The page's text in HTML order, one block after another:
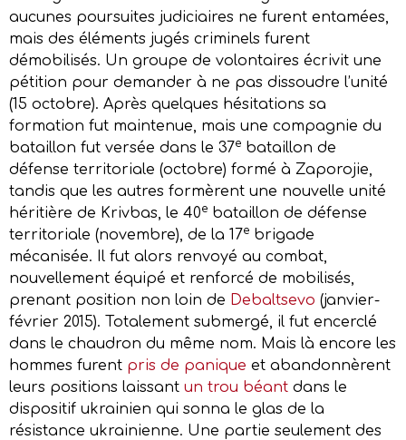
aucunes poursuites judiciaires ne furent entamées,
mais des éléments jugés criminels furent
démobilisés. Un groupe de volontaires écrivit une
pétition pour demander à ne pas dissoudre l’unité
(15 octobre). Après quelques hésitations sa
formation fut maintenue, mais une compagnie du
bataillon fut versée dans le 37e bataillon de
défense territoriale (octobre) formé à Zaporojie,
tandis que les autres formèrent une nouvelle unité
héritière de Krivbas, le 40e bataillon de défense
territoriale (novembre), de la 17e brigade
mécanisée. Il fut alors renvoyé au combat,
nouvellement équipé et renforcé de mobilisés,
prenant position non loin de Debaltsevo (janvier-
février 2015). Totalement submergé, il fut encerclé
dans le chaudron du même nom. Mais là encore les
hommes furent pris de panique et abandonnèrent
leurs positions laissant un trou béant dans le
dispositif ukrainien qui sonna le glas de la
résistance ukrainienne. Une partie seulement des